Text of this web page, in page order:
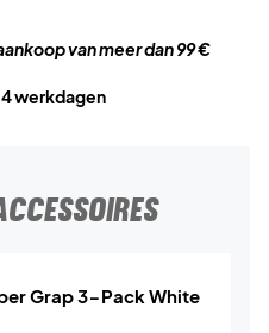
van meer dan 99 €
werkdagen
Grap 3-Pack White